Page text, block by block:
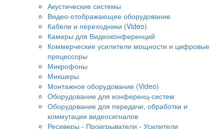
Акустические системы
Видео-отображающее оборудование
Кабели и переходники (Video)
Камеры для Видеоконференций
Коммерческие усилители мощности и цифровые
процессоры
Микрофоны
Микшеры
Монтажное оборудование (Video)
Оборудование для конференц-систем
Оборудование для передачи, обработки и
коммутации видеосигналов
Ресиверы - Проигрыватели - Усилители